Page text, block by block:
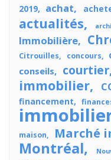
2019 achat
actualités
Immobilière
Citrouilles concours
conseils courtier
immobilier
financement
maison Marché
Montréal